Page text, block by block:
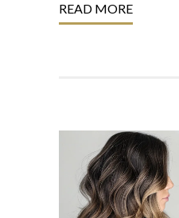
READ MORE